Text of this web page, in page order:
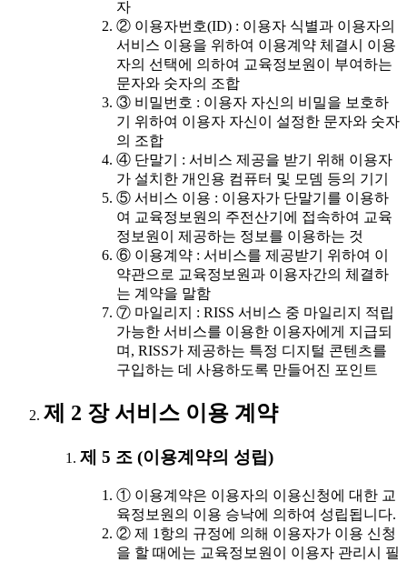
자
② 이용자번호(ID) : 이용자 식별과 이용자의
서비스 이용을 위하여 이용계약 체결시 이용
자의 선택에 의하여 교육정보원이 부여하는
문자와 숫자의 조합
③ 비밀번호 : 이용자 자신의 비밀을 보호하
기 위하여 이용자 자신이 설정한 문자와 숫자
의 조합
④ 단말기 : 서비스 제공을 받기 위해 이용자
가 설치한 개인용 컴퓨터 및 모뎀 등의 기기
⑤ 서비스 이용 : 이용자가 단말기를 이용하
여 교육정보원의 주전산기에 접속하여 교육
정보원이 제공하는 정보를 이용하는 것
⑥ 이용계약 : 서비스를 제공받기 위하여 이
약관으로 교육정보원과 이용자간의 체결하
는 계약을 말함
⑦ 마일리지 : RISS 서비스 중 마일리지 적립
가능한 서비스를 이용한 이용자에게 지급되
며, RISS가 제공하는 특정 디지털 콘텐츠를
구입하는 데 사용하도록 만들어진 포인트
제 2 장 서비스 이용 계약
제 5 조 (이용계약의 성립)
① 이용계약은 이용자의 이용신청에 대한 교
육정보원의 이용 승낙에 의하여 성립됩니다.
② 제 1항의 규정에 의해 이용자가 이용 신청
을 할 때에는 교육정보원이 이용자 관리시 필